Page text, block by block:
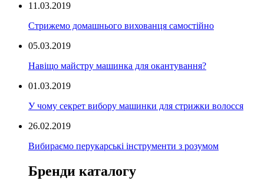
11.03.2019
Стрижемо домашнього вихованця самостійно
05.03.2019
Навіщо майстру машинка для окантування?
01.03.2019
У чому секрет вибору машинки для стрижки волосся
26.02.2019
Вибираємо перукарські інструменти з розумом
Бренди каталогу